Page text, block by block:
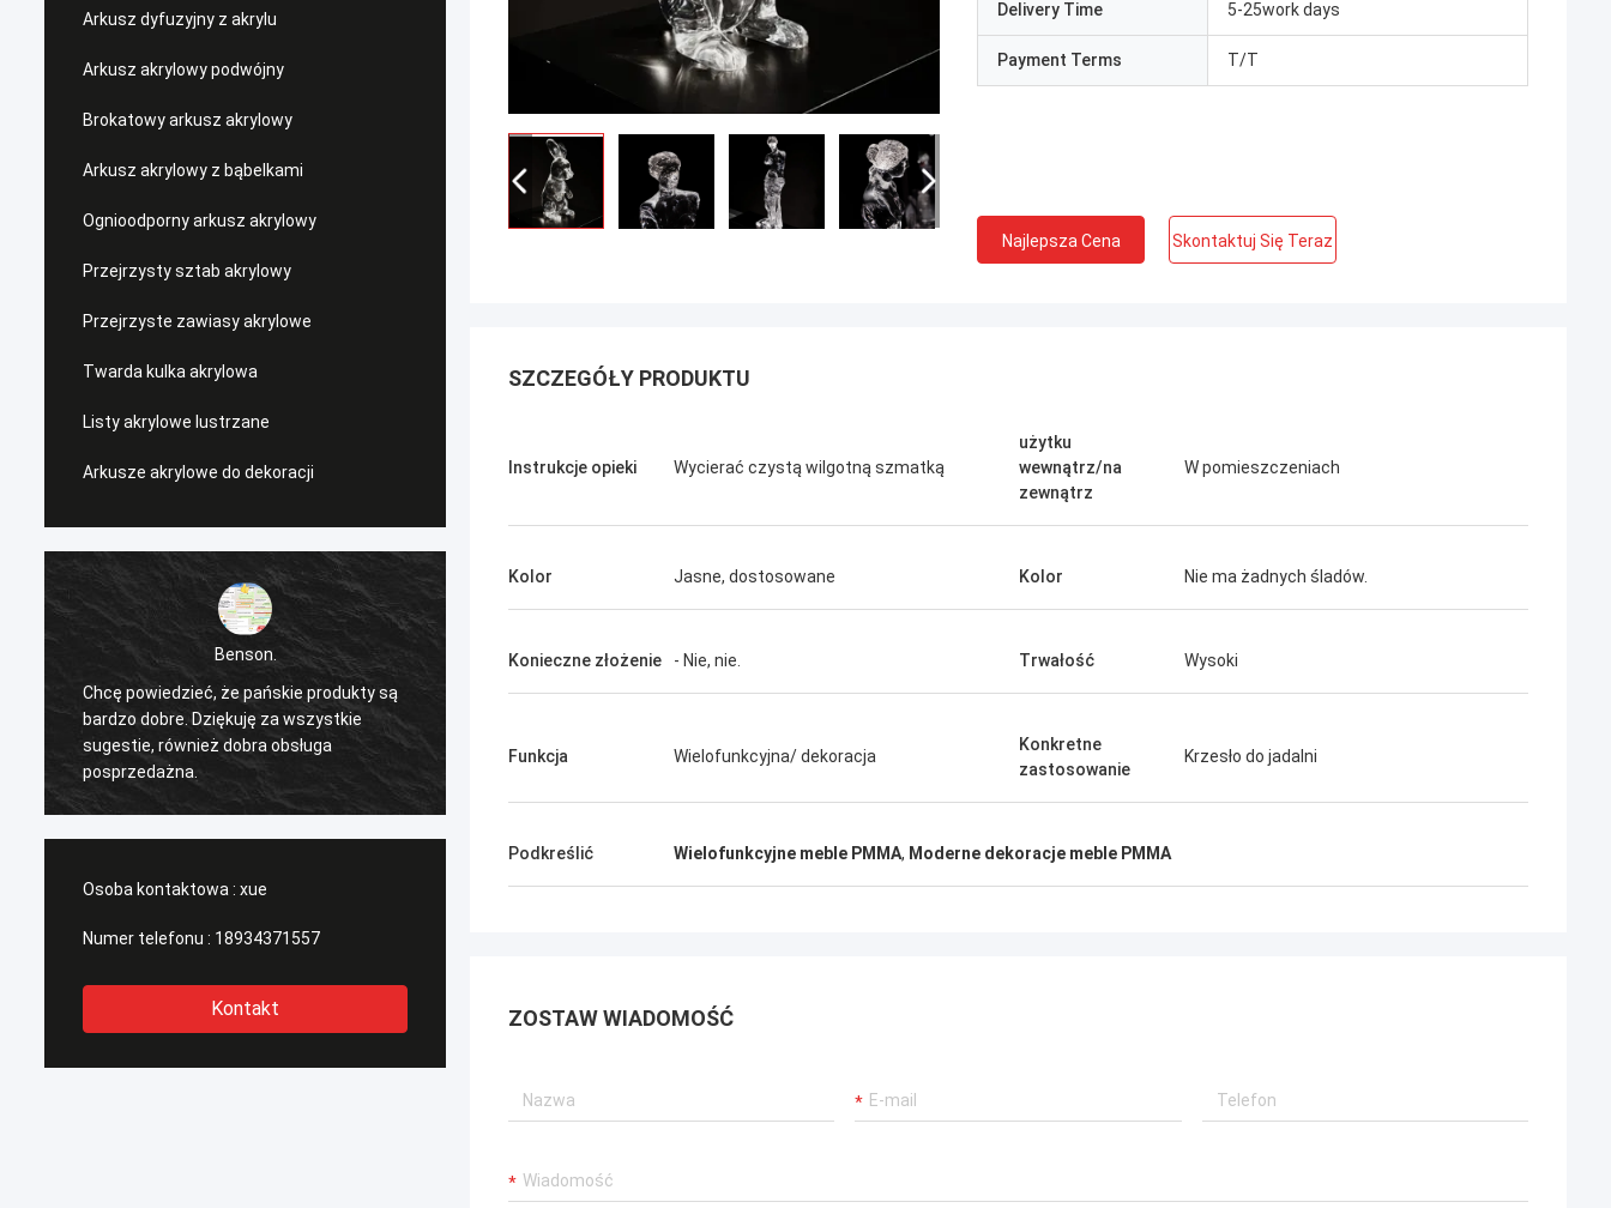
Arkusz dyfuzyjny z akrylu
Arkusz akrylowy podwójny
Brokatowy arkusz akrylowy
Arkusz akrylowy z bąbelkami
Ognioodporny arkusz akrylowy
Przejrzysty sztab akrylowy
Przejrzyste zawiasy akrylowe
Twarda kulka akrylowa
Listy akrylowe lustrzane
Arkusze akrylowe do dekoracji
Benson.
Chcę powiedzieć, że pańskie produkty są
bardzo dobre. Dziękuję za wszystkie
sugestie, również dobra obsługa
posprzedażna.
Benson.
Chcę powiedzieć, że pańskie produkty są
sugestie, również dobra obsługa
posprzedażna.
Osoba kontaktowa : xue
Numer telefonu : 18934371557
Kontakt
Delivery Time 5-25work days
Payment Terms T/T
Najlepsza Cena Skontaktuj Się Teraz
SZCZEGÓŁY PRODUKTU
Instrukcje opieki Wycierać czystą wilgotną szmatką
użytku
wewnątrz/na
zewnątrz
W pomieszczeniach
Kolor Jasne, dostosowane Kolor Nie ma żadnych śladów.
Konieczne złożenie - Nie, nie. Trwałość Wysoki
Funkcja Wielofunkcyjna/ dekoracja
Konkretne
zastosowanie
Krzesło do jadalni
Podkreślić Wielofunkcyjne meble PMMA, Moderne dekoracje meble PMMA
ZOSTAW WIADOMOŚĆ